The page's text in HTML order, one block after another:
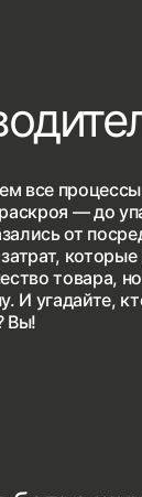
все
— до
от
товара,
И угадайте,
Вы!